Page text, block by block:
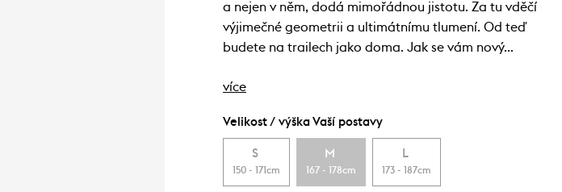
a nejen v něm, dodá mimořádnou jistotu. Za tu vděčí
výjimečné geometrii a ultimátnímu tlumení. Od teď
budete na trailech jako doma. Jak se vám nový…
více
Velikost / výška Vaší postavy
S
150 - 171cm
M
167 - 178cm
L
173 - 187cm